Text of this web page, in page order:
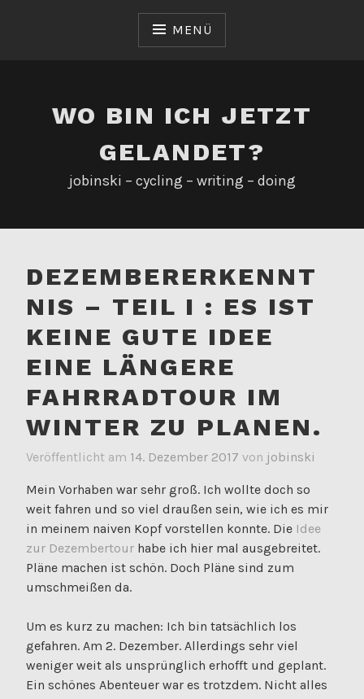
MENÜ
WO BIN ICH JETZT
GELANDET?
jobinski – cycling – writing – doing
DEZEMBERERKENNT
NIS – TEIL I : ES IST
KEINE GUTE IDEE
EINE LÄNGERE
FAHRRADTOUR IM
WINTER ZU PLANEN.
Veröffentlicht am 14. Dezember 2017 von jobinski
Mein Vorhaben war sehr groß. Ich wollte doch so
weit fahren und so viel draußen sein, wie ich es mir
in meinem naiven Kopf vorstellen konnte. Die Idee
zur Dezembertour habe ich hier mal ausgebreitet.
Pläne machen ist schön. Doch Pläne sind zum
umschmeißen da.
Um es kurz zu machen: Ich bin tatsächlich los
gefahren. Am 2. Dezember. Allerdings sehr viel
weniger weit als unsprünglich erhofft und geplant.
Ein schönes Abenteuer war es trotzdem. Nicht alles